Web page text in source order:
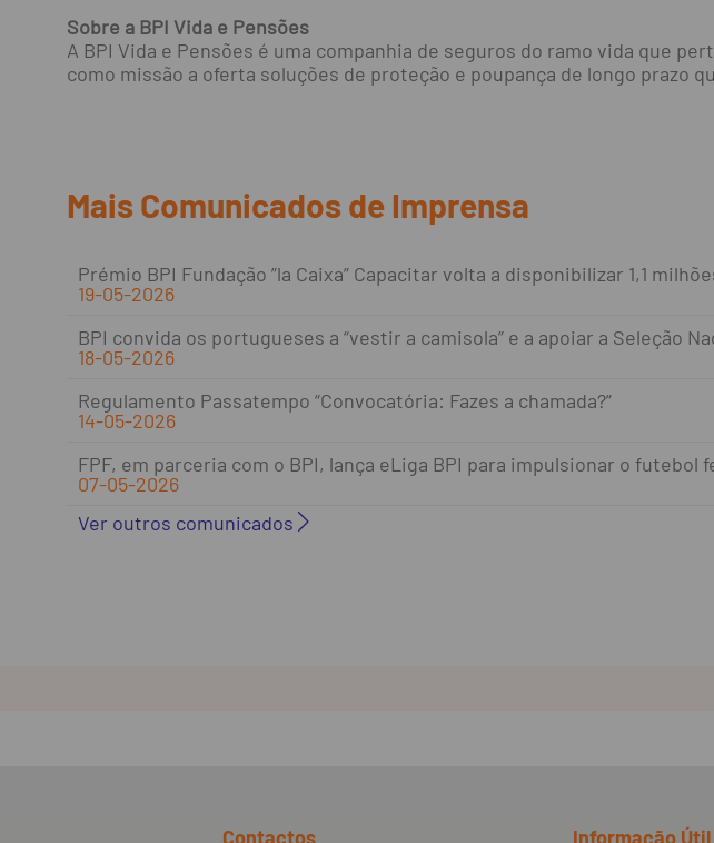
Sobre a BPI Vida e Pensões
A BPI Vida e Pensões é uma companhia de seguros do ramo vida que
como missão a oferta soluções de proteção e poupança de longo prazo
Mais Comunicados de Imprensa
Prémio BPI Fundação ”la Caixa” Capacitar volta a disponibilizar 1,1
19-05-2026
BPI convida os portugueses a “vestir a camisola” e a apoiar a Seleção
18-05-2026
Regulamento Passatempo “Convocatória: Fazes a chamada?”
14-05-2026
FPF, em parceria com o BPI, lança eLiga BPI para impulsionar o futebol
07-05-2026
Ver outros comunicados
Contactos
Informação Útil